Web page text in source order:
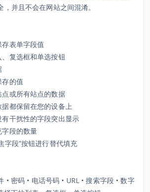
并且不会在网站之间混淆。
存表单字段值
复选框和单选按钮
存的值
点或所有站点的数据
据都保留在您的设备上
干扰性的字段突出显示
字段的数量
字段”按钮进行替代填充
• 密码 • 电话号码 • URL • 搜索字段 • 数字